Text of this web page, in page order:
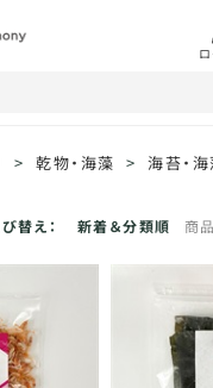
> 乾物・海藻 > 海苔・
替え： 新着＆分類順 商